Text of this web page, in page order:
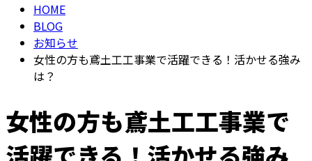
HOME
BLOG
お知らせ
女性の方も鳶土工工事業で活躍できる！活かせる強み
は？
女性の方も鳶土工工事業で